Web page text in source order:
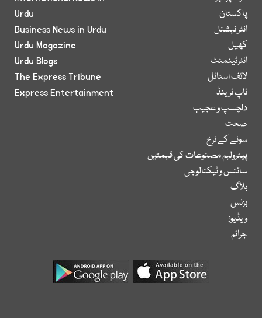
پاکستان
انٹر نیشنل
کھیل
انٹرٹینمنٹ
لائف اسٹائل
ٹاپ ٹرینڈ
دلچسپ و عجیب
صحت
سونے کے نرخ
پیٹرولیم مصنوعات کی قیمتیں
سائنس و ٹیکنالوجی
بلاگ
بزنس
ویڈیوز
جرائم
Urdu
Business News in Urdu
Urdu Magazine
Urdu Blogs
The Express Tribune
Express Entertainment